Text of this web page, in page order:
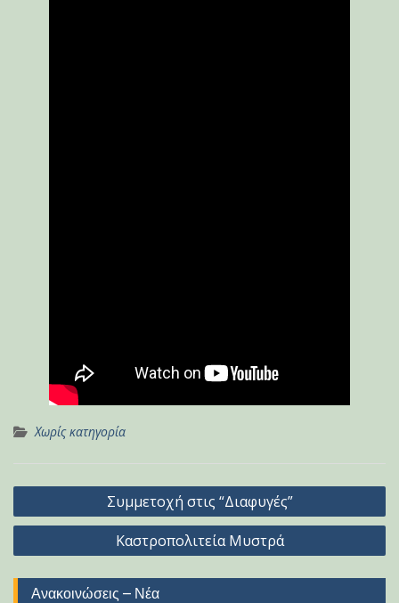
Χωρίς κατηγορία
Πλοήγηση
άρθρων
Συμμετοχή στις “Διαφυγές”
Καστροπολιτεία Μυστρά
Ανακοινώσεις – Νέα